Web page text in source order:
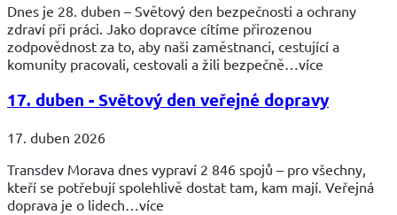
Dnes je 28. duben – Světový den bezpečnosti a ochrany
zdraví při práci. Jako dopravce cítíme přirozenou
zodpovědnost za to, aby naši zaměstnanci, cestující a
komunity pracovali, cestovali a žili bezpečně…více
17. duben - Světový den veřejné dopravy
17. duben 2026
Transdev Morava dnes vypraví 2 846 spojů – pro všechny,
kteří se potřebují spolehlivě dostat tam, kam mají. Veřejná
doprava je o lidech…více